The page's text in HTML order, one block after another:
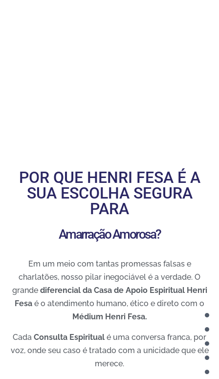
POR QUE HENRI FESA É A
SUA ESCOLHA SEGURA
PARA
Amarração Amorosa?
Em um meio com tantas promessas falsas e
charlatões, nosso pilar inegociável é a verdade. O
grande diferencial da Casa de Apoio Espiritual Henri
Fesa é o atendimento humano, ético e direto com o
Médium Henri Fesa.
Cada Consulta Espiritual é uma conversa franca, por
voz, onde seu caso é tratado com a unicidade que ele
merece.